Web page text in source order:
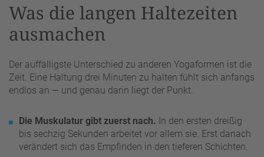
Was die langen Haltezeiten
ausmachen
Der auffälligste Unterschied zu anderen Yogaformen ist die
Zeit. Eine Haltung drei Minuten zu halten fühlt sich anfangs
endlos an — und genau darin liegt der Punkt.
Die Muskulatur gibt zuerst nach. In den ersten dreißig
bis sechzig Sekunden arbeitet vor allem sie. Erst danach
verändert sich das Empfinden in den tieferen Schichten.